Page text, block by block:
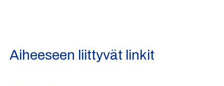
Aiheeseen liittyvät linkit